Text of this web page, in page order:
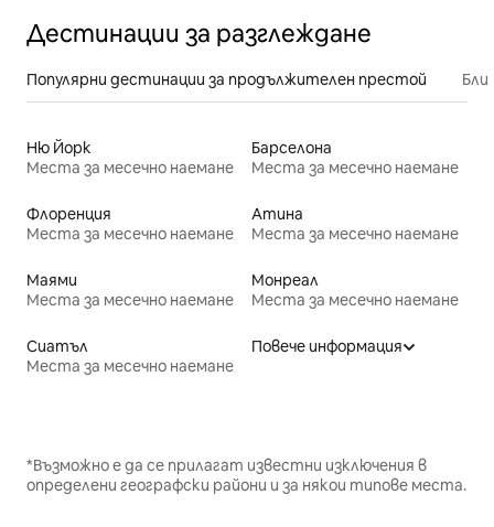
Дестинации за разглеждане
Популярни дестинации за продължителен престой
Ню Йорк
Места за месечно наемане
Барселона
Места за месечно наемане
Флоренция
Места за месечно наемане
Атина
Места за месечно наемане
Маями
Места за месечно наемане
Монреал
Места за месечно наемане
Сиатъл
Места за месечно наемане
Повече информация
*Възможно е да се прилагат известни изключения в
определени географски райони и за някои типове места.